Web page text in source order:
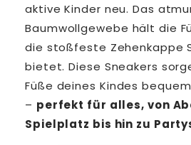
aktive Kinder neu. Das
Baumwollgewebe hält die
die stoßfeste Zehenkappe
bietet. Diese Sneakers
Füße deines Kindes
– perfekt für alles, von
Spielplatz bis hin zu